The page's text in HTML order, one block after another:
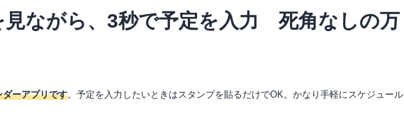
見ながら、3秒で予定を入力 死角なしの万
ーアプリです。予定を入力したいときはスタンプを貼るだけでOK。かなり手軽にスケジュール